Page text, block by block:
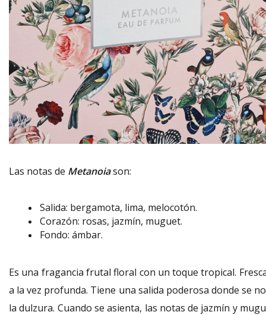
Las notas de Metanoiason:
Salida: bergamota, lima, melocotón.
Corazón: rosas, jazmín, muguet.
Fondo: ámbar.
Es una fragancia frutal floral con un toque tropical.
a la vez profunda. Tiene una salida poderosa donde se
la dulzura. Cuando se asienta, las notas de jazmín y